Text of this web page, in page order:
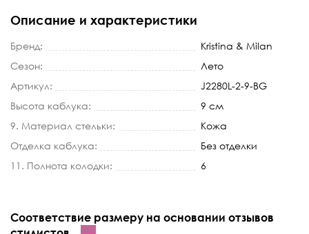
Описание и характеристики
Бренд:
Kristina & Milan
Сезон:
Лето
Артикул:
J2280L-2-9-BG
Высота каблука:
9 см
9. Материал стельки:
Кожа
Отделка каблука:
Без отделки
11. Полнота колодки:
6
Соответствие размеру на основании отзывов